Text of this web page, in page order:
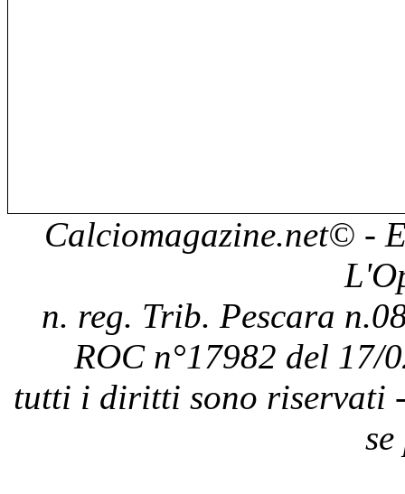
Calciomagazine.net© -
n. reg. Trib. Pescara
ROC n°17982 del 17/
tutti i diritti sono riservati